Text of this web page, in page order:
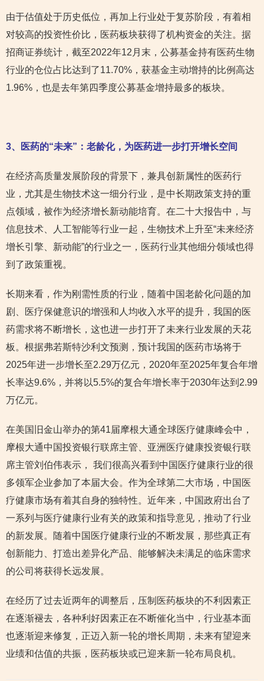
由于估值处于历史低位，再加上行业处于复苏阶段，有着相
对较高的投资性价比，医药板块获得了机构资金的关注。据
招商证券统计，截至2022年12月末，公募基金持有医药生物
行业的仓位占比达到了11.70%，获基金主动增持的比例高达
1.96%，也是去年第四季度公募基金增持最多的板块。
3、医药的“未来”：老龄化，为医药进一步打开增长空间
在经济高质量发展阶段的背景下，兼具创新属性的医药行
业，尤其是生物技术这一细分行业，是中长期政策支持的重
点领域，被作为经济增长新动能培育。在二十大报告中，与
信息技术、人工智能等行业一起，生物技术上升至“未来经济
增长引擎、新动能”的行业之一，医药行业其他细分领域也得
到了政策重视。
长期来看，作为刚需性质的行业，随着中国老龄化问题的加
剧、医疗保健意识的增强和人均收入水平的提升，我国的医
药需求将不断增长，这也进一步打开了未来行业发展的天花
板。根据弗若斯特沙利文预测，预计我国的医药市场将于
2025年进一步增长至2.29万亿元，2020年至2025年复合年增
长率达9.6%，并将以5.5%的复合年增长率于2030年达到2.99
万亿元。
在美国旧金山举办的第41届摩根大通全球医疗健康峰会中，
摩根大通中国投资银行联席主管、亚洲医疗健康投资银行联
席主管刘伯伟表示， 我们很高兴看到中国医疗健康行业的很
多领军企业参加了本届大会。作为全球第二大市场，中国医
疗健康市场有着其自身的独特性。近年来，中国政府出台了
一系列与医疗健康行业有关的政策和指导意见，推动了行业
的新发展。随着中国医疗健康行业的不断发展，那些真正有
创新能力、打造出差异化产品、能够解决未满足的临床需求
的公司将获得长远发展。
在经历了过去近两年的调整后，压制医药板块的不利因素正
在逐渐褪去，各种利好因素正在不断催化当中，行业基本面
也逐渐迎来修复，正迈入新一轮的增长周期，未来有望迎来
业绩和估值的共振，医药板块或已迎来新一轮布局良机。